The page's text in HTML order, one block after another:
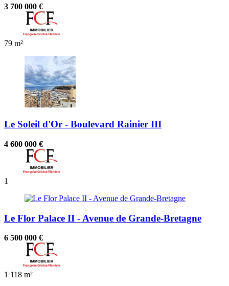
3 700 000 €
79 m²
Le Soleil d'Or - Boulevard Rainier III
4 600 000 €
1
Le Flor Palace II - Avenue de Grande-Bretagne
6 500 000 €
1 118 m²